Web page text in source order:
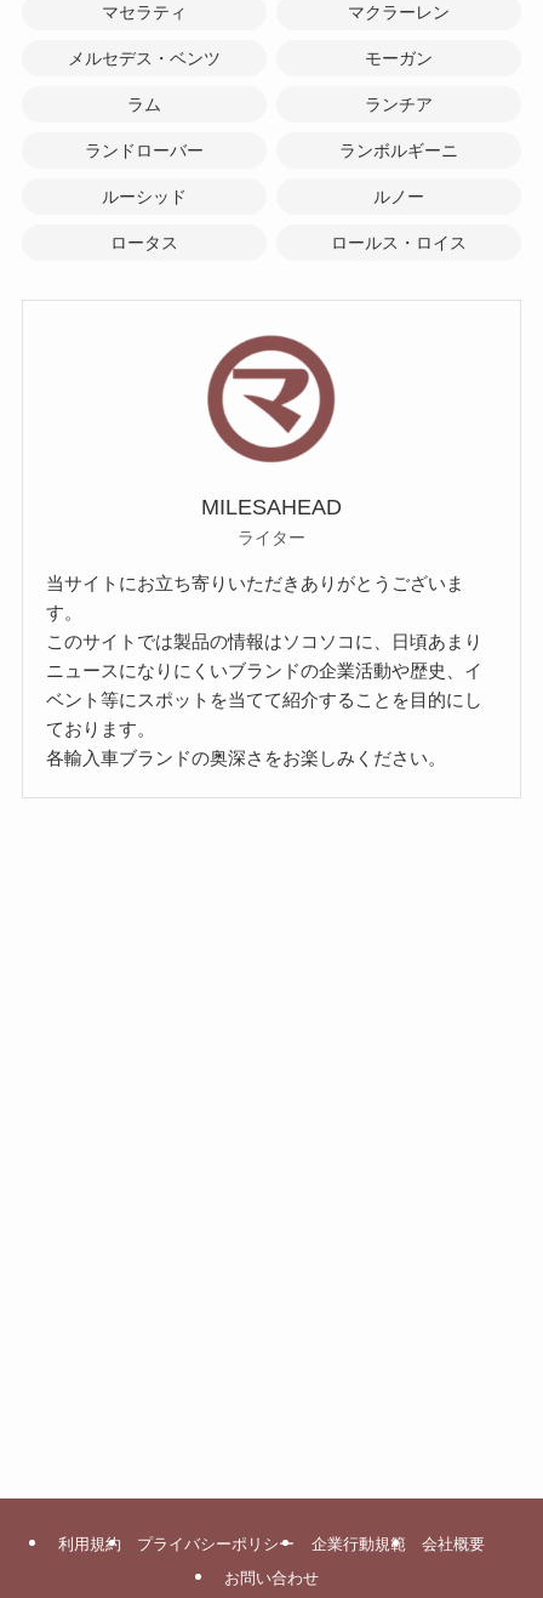
マセラティ マクラーレン
メルセデス・ベンツ モーガン
ラム ランチア
ランドローバー ランボルギーニ
ルーシッド ルノー
ロータス ロールス・ロイス
MILESAHEAD
ライター
当サイトにお立ち寄りいただきありがとうございま
す。
このサイトでは製品の情報はソコソコに、日頃あまり
ニュースになりにくいブランドの企業活動や歴史、イ
ベント等にスポットを当てて紹介することを目的にし
ております。
各輸入車ブランドの奥深さをお楽しみください。
利用規約 プライバシーポリシー 企業行動規範
会社概要
お問い合わせ